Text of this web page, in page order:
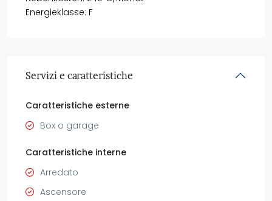
Energieklasse: F
Servizi e caratteristiche
Caratteristiche esterne
Box o garage
Caratteristiche interne
Arredato
Ascensore